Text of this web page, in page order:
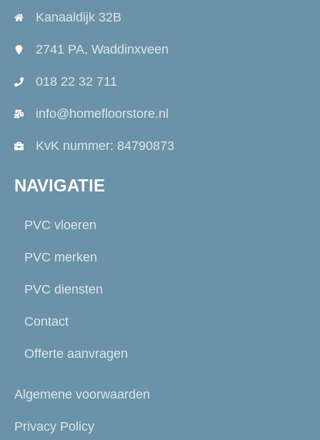
Kanaaldijk 32B
2741 PA, Waddinxveen
018 22 32 711
info@homefloorstore.nl
KvK nummer: 84790873
NAVIGATIE
PVC vloeren
PVC merken
PVC diensten
Contact
Offerte aanvragen
Algemene voorwaarden
Privacy Policy